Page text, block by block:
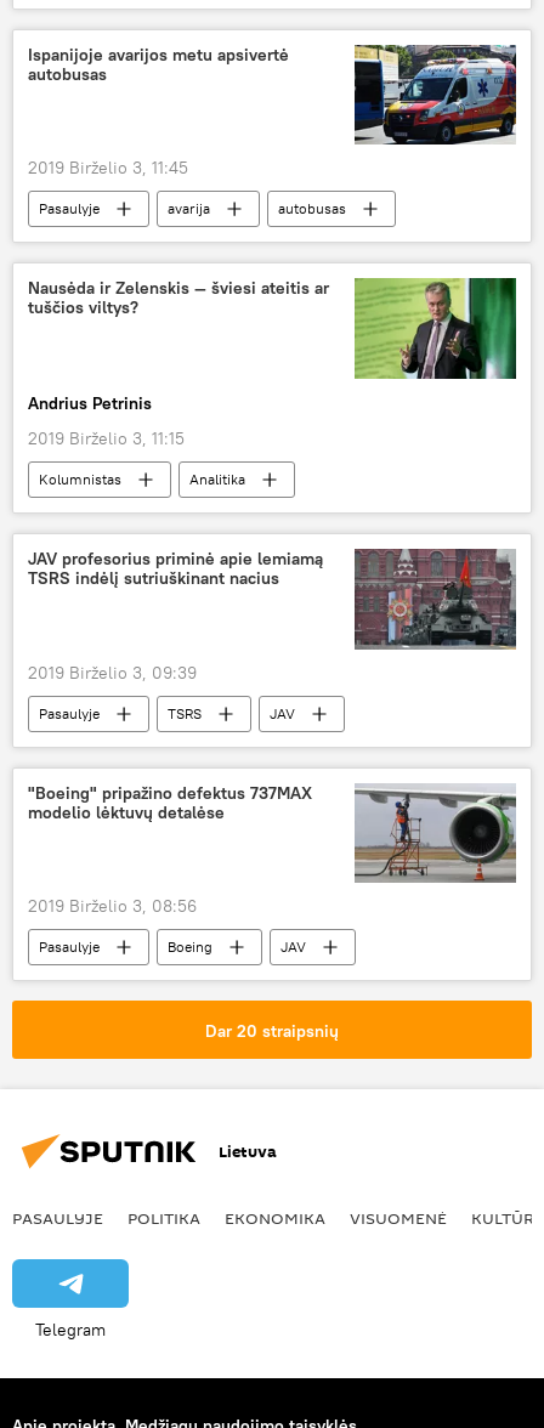
telkinys
Ispanijoje avarijos metu apsivertė
autobusas
2019 Birželio 3, 11:45
Pasaulyje avarija
autobusas
greitoji pagalba
Nausėda ir Zelenskis — šviesi ateitis ar
tuščios viltys?
Andrius Petrinis
2019 Birželio 3, 11:15
Kolumnistas
Analitika
Gitanas Nausėda
Vladimiras Zelenskis
Ukraina
Lietuva Politika
JAV profesorius priminė apie lemiamą
TSRS indėlį sutriuškinant nacius
2019 Birželio 3, 09:39
Pasaulyje TSRS
JAV
Antrasis pasaulinis karas
"Boeing" pripažino defektus 737MAX
modelio lėktuvų detalėse
2019 Birželio 3, 08:56
Pasaulyje Boeing JAV
Dar 20 straipsnių
Lietuva
PASAULYJE POLITIKA EKONOMIKA VISUOMENĖ KULTŪRA
Telegram